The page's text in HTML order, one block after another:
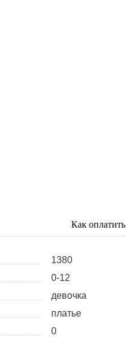
Как оплатить
1380
0-12
девочка
платье
0